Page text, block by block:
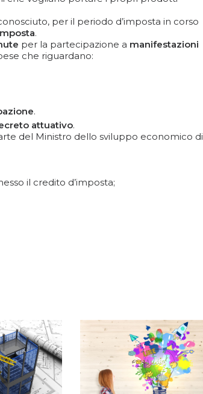
per il periodo d’imposta in corso
.
per la partecipazione a manifestazioni
che riguardano:
.
attuativo.
del Ministro dello sviluppo economico di
il credito d’imposta;